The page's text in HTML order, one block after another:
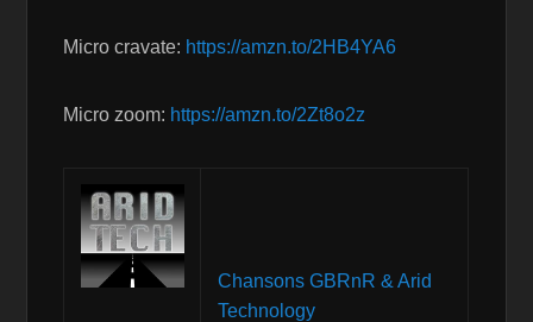
Micro cravate: https://amzn.to/2HB4YA6
Micro zoom: https://amzn.to/2Zt8o2z
Chansons GBRnR & Arid
Technology